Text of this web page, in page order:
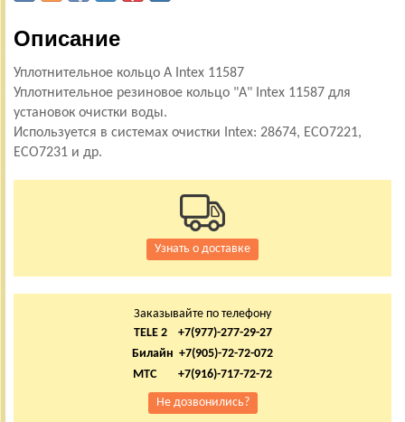
Описание
Уплотнительное кольцо A Intex 11587
Уплотнительное резиновое кольцо "A" Intex 11587 для
установок очистки воды.
Используется в системах очистки Intex: 28674, ECO7221,
ECO7231 и др.
Узнать о доставке
Заказывайте по телефону
TELE 2 +7(977)-277-29-27
Билайн +7(905)-72-72-072
МТС +7(916)-717-72-72
Не дозвонились?